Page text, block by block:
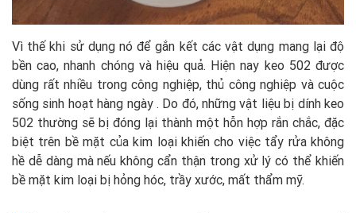
Vì thế khi sử dụng nó để gắn kết các vật dụng mang lại độ
bền cao, nhanh chóng và hiệu quả. Hiện nay keo 502 được
dùng rất nhiều trong công nghiệp, thủ công nghiệp và cuộc
sống sinh hoạt hàng ngày . Do đó, những vật liệu bị dính keo
502 thường sẽ bị đóng lại thành một hỗn hợp rắn chắc, đặc
biệt trên bề mặt của kim loại khiến cho việc tẩy rửa không
hề dễ dàng mà nếu không cẩn thận trong xử lý có thể khiến
bề mặt kim loại bị hỏng hóc, trầy xước, mất thẩm mỹ.